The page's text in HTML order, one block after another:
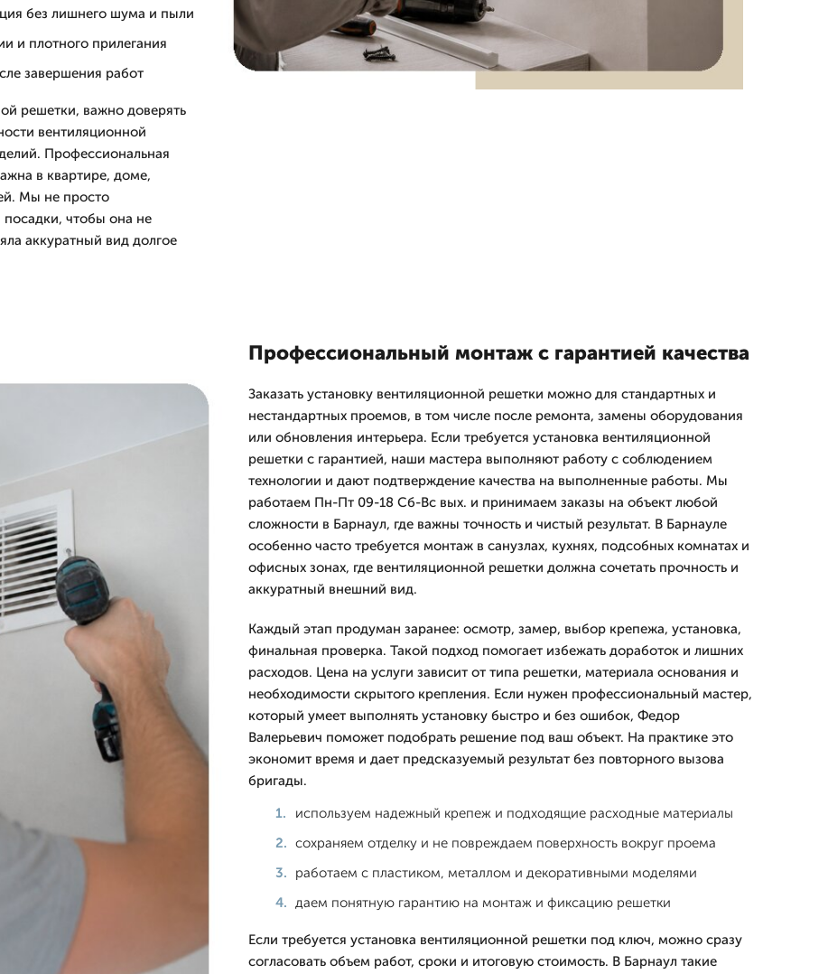
без лишнего шума и пыли
и плотного прилегания
завершения работ
решетки, важно доверять
вентиляционной
Профессиональная
в квартире, доме,
Мы не просто
посадки, чтобы она не
аккуратный вид долгое
Профессиональный монтаж с гарантией качества
Заказать установку вентиляционной решетки можно для стандартных и
нестандартных проемов, в том числе после ремонта, замены оборудования
или обновления интерьера. Если требуется установка вентиляционной
решетки с гарантией, наши мастера выполняют работу с соблюдением
технологии и дают подтверждение качества на выполненные работы. Мы
работаем Пн-Пт 09-18 Сб-Вс вых. и принимаем заказы на объект любой
сложности в Барнаул, где важны точность и чистый результат. В Барнауле
особенно часто требуется монтаж в санузлах, кухнях, подсобных комнатах и
офисных зонах, где вентиляционной решетки должна сочетать прочность и
аккуратный внешний вид.
Каждый этап продуман заранее: осмотр, замер, выбор крепежа, установка,
финальная проверка. Такой подход помогает избежать доработок и лишних
расходов. Цена на услуги зависит от типа решетки, материала основания и
необходимости скрытого крепления. Если нужен профессиональный мастер,
который умеет выполнять установку быстро и без ошибок, Федор
Валерьевич поможет подобрать решение под ваш объект. На практике это
экономит время и дает предсказуемый результат без повторного вызова
бригады.
используем надежный крепеж и подходящие расходные материалы
сохраняем отделку и не повреждаем поверхность вокруг проема
работаем с пластиком, металлом и декоративными моделями
даем понятную гарантию на монтаж и фиксацию решетки
Если требуется установка вентиляционной решетки под ключ, можно сразу
согласовать объем работ, сроки и итоговую стоимость. В Барнаул такие